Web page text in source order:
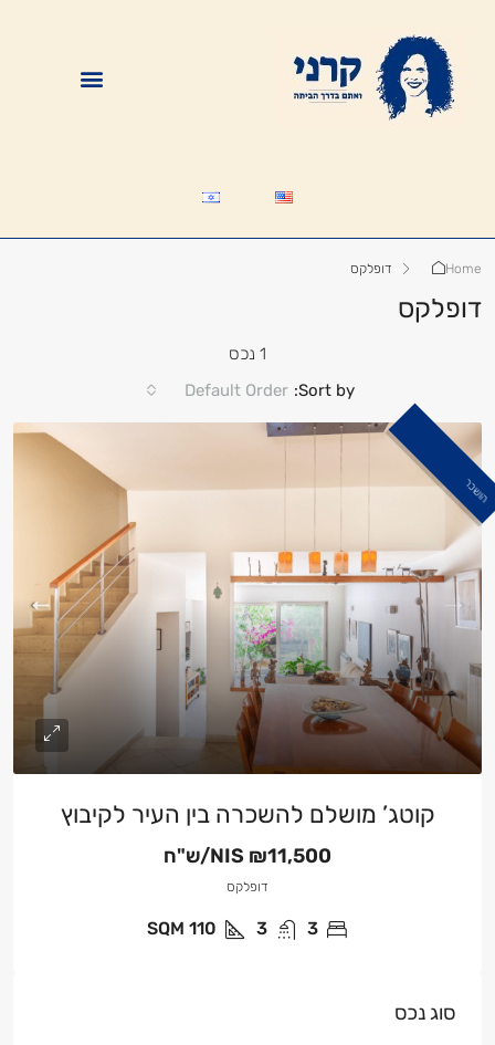
Home דופלקס
דופלקס
1 נכס
Sort by:
Default Order
הושכר
קוטג’ מושלם להשכרה בין העיר לקיבוץ
NIS ₪11,500/ש"ח
דופלקס
3
3
110
SQM
סוג נכס